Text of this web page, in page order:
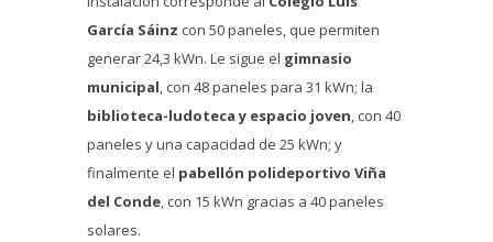
García Sáinz con 50 paneles, que permiten
generar 24,3 kWn. Le sigue el gimnasio
municipal, con 48 paneles para 31 kWn; la
biblioteca-ludoteca y espacio joven, con 40
paneles y una capacidad de 25 kWn; y
finalmente el pabellón polideportivo Viña
del Conde, con 15 kWn gracias a 40 paneles
solares.